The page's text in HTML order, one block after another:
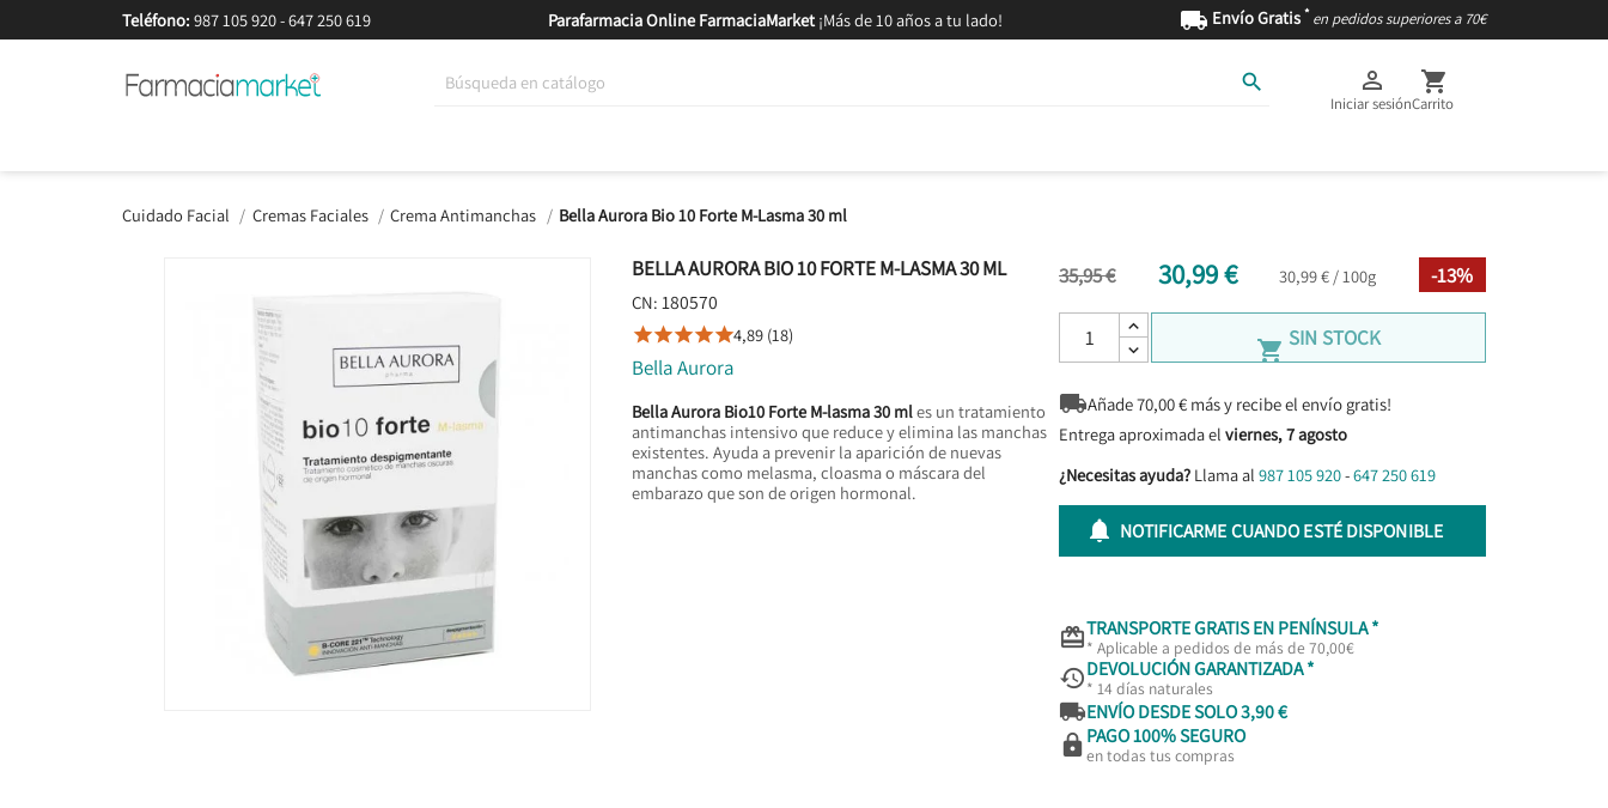
Teléfono: 987 105 920-647 250 619 Parafarmacia Online FarmaciaMarket¡Más de 10 años a tu lado!  Envío Gratis * en pedidos superiores a 70€
 
Iniciar sesión

Carrito
Cuidado Facial Cremas Faciales Crema Antimanchas Bella Aurora Bio 10 Forte M-Lasma 30 ml
BELLA AURORA BIO 10 FORTE M-LASMA 30 ML
CN: 180570
4,89 (18)
Bella Aurora
Bella Aurora Bio10 Forte M-lasma 30 mles un tratamiento
antimanchas intensivo que reduce y elimina las manchas
existentes. Ayuda a prevenir la aparición de nuevas
manchas como melasma, cloasma o máscara del
embarazo que son de origen hormonal.
35,95 € 30,99 € 30,99 € / 100g -13%
 SIN STOCK
Añade70,00€ más y recibe el envío gratis!
Entrega aproximada el viernes, 7 agosto
¿Necesitas ayuda? Llama al 987 105 920-647 250 619
 NOTIFICARME CUANDO ESTÉ DISPONIBLE
TRANSPORTE GRATIS EN PENÍNSULA *
* Aplicable a pedidos de más de 70,00€
DEVOLUCIÓN GARANTIZADA *
* 14 días naturales
ENVÍO DESDE SOLO 3,90 €
 PAGO 100% SEGURO
en todas tus compras